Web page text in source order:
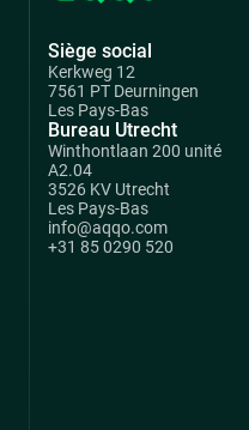
Siège social
Kerkweg 12
7561 PT Deurningen
Les Pays-Bas
Bureau Utrecht
Winthontlaan 200 unité
A2.04
3526 KV Utrecht
Les Pays-Bas
info@aqqo.com
+31 85 0290 520